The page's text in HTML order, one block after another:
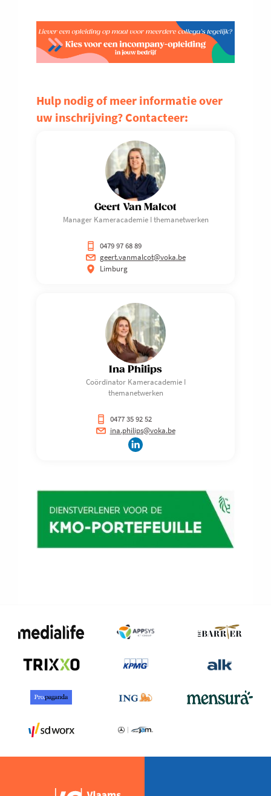
Hulp nodig of meer informatie over
uw inschrijving? Contacteer:
Geert Van Malcot
Manager Kameracademie I themanetwerken
0479 97 68 89
geert.vanmalcot@voka.be
Limburg
Ina Philips
Coördinator Kameracademie I
themanetwerken
0477 35 92 52
ina.philips@voka.be